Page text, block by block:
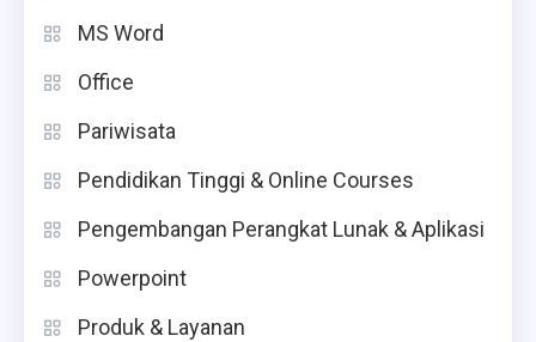
MS Word
Office
Pariwisata
Pendidikan Tinggi & Online Courses
Pengembangan Perangkat Lunak & Aplikasi
Powerpoint
Produk & Layanan